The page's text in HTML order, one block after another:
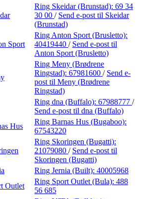
Ring Skeidar (Brunstad): 69 34
30 00 / Send e-post til Skeidar
(Brunstad)
Sport
Ring Anton Sport (Brusletto):
40419440 / Send e-post til
Anton Sport (Brusletto)
Ring Meny (Brødrene
Ringstad): 67981600 / Send e-
post til Meny (Brødrene
Ringstad)
Ring dna (Buffalo): 67988777 /
Send e-post til dna (Buffalo)
Hus
Ring Barnas Hus (Bugaboo):
67543220
Ring Skoringen (Bugatti):
21079080 / Send e-post til
Skoringen (Bugatti)
Ring Jernia (Built): 40005968
Outlet
Ring Sport Outlet (Bula): 488
56 685